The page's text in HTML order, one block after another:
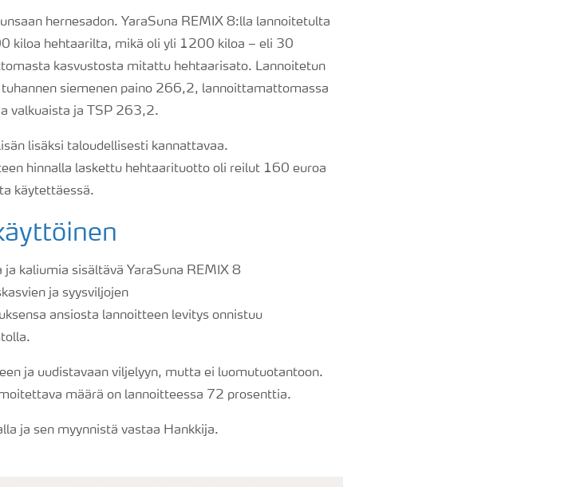
hernesadon. YaraSuna REMIX 8:lla lannoitetulta
kiloa hehtaarilta, mikä oli yli 1200 kiloa – eli 30
kasvustosta mitattu hehtaarisato. Lannoitetun
siemenen paino 266,2, lannoittamattomassa
valkuaista ja TSP 263,2.
lisäksi taloudellisesti kannattavaa.
hinnalla laskettu hehtaarituotto oli reilut 160 euroa
käytettäessä.
kaliumia sisältävä YaraSuna REMIX 8
ja syysviljojen
ansiosta lannoitteen levitys onnistuu
ja uudistavaan viljelyyn, mutta ei luomutuotantoon.
määrä on lannoitteessa 72 prosenttia.
ja sen myynnistä vastaa Hankkija.